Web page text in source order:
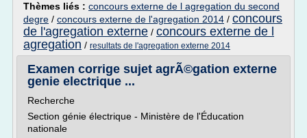
Thèmes liés : concours externe de l agregation du second
degre / concours externe de l'agregation 2014 / concours
de l'agregation externe / concours externe de l
agregation / resultats de l'agregation externe 2014
Examen corrige sujet agrÃ©gation externe
genie electrique ...
Recherche
Section génie électrique - Ministère de l'Éducation
nationale